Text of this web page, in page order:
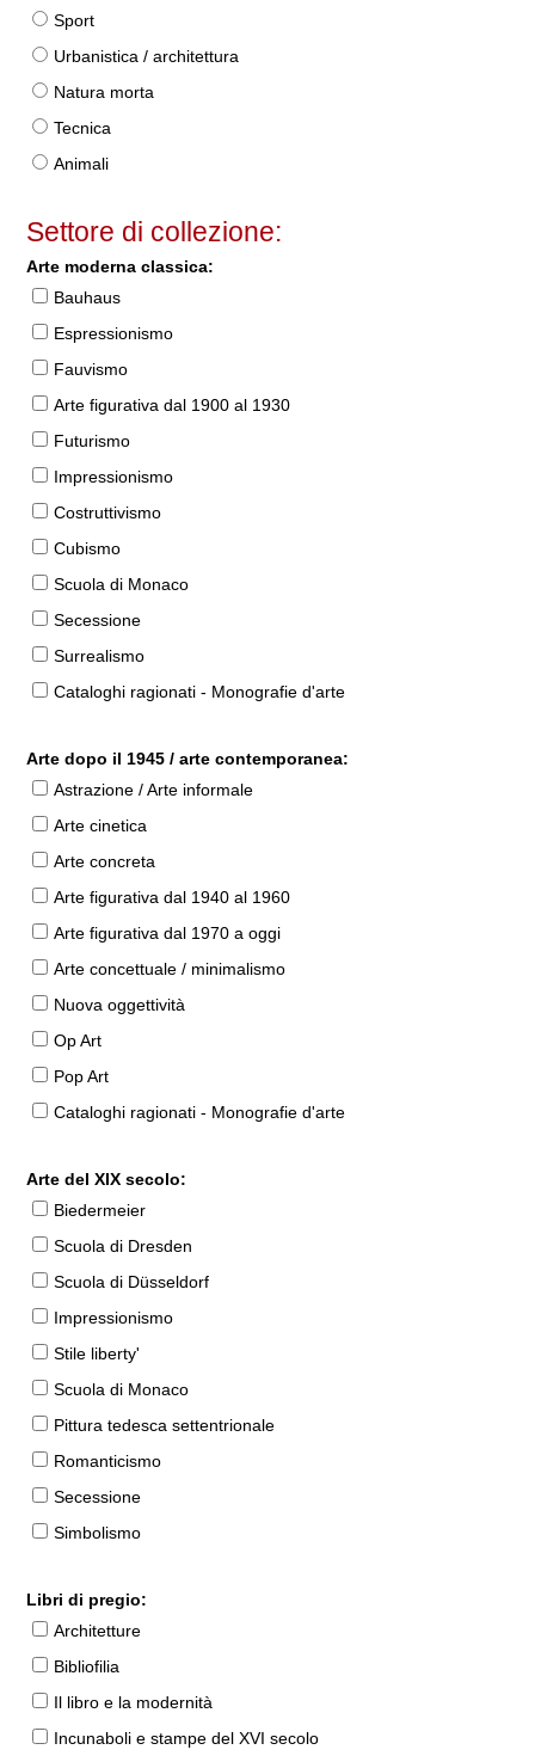
Sport
Urbanistica / architettura
Natura morta
Tecnica
Animali
Settore di collezione:
Arte moderna classica:
Bauhaus
Espressionismo
Fauvismo
Arte figurativa dal 1900 al 1930
Futurismo
Impressionismo
Costruttivismo
Cubismo
Scuola di Monaco
Secessione
Surrealismo
Cataloghi ragionati - Monografie d'arte
Arte dopo il 1945 / arte contemporanea:
Astrazione / Arte informale
Arte cinetica
Arte concreta
Arte figurativa dal 1940 al 1960
Arte figurativa dal 1970 a oggi
Arte concettuale / minimalismo
Nuova oggettività
Op Art
Pop Art
Cataloghi ragionati - Monografie d'arte
Arte del XIX secolo:
Biedermeier
Scuola di Dresden
Scuola di Düsseldorf
Impressionismo
Stile liberty'
Scuola di Monaco
Pittura tedesca settentrionale
Romanticismo
Secessione
Simbolismo
Libri di pregio:
Architetture
Bibliofilia
Il libro e la modernità
Incunaboli e stampe del XVI secolo